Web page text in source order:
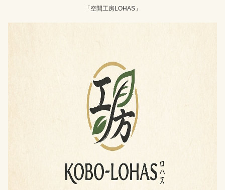
「空間工房LOHAS」